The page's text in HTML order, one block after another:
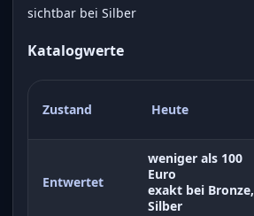
sichtbar bei Silber
Katalogwerte
Zustand Heute
Entwertet
weniger als 100
Euro
exakt bei Bronze,
Silber